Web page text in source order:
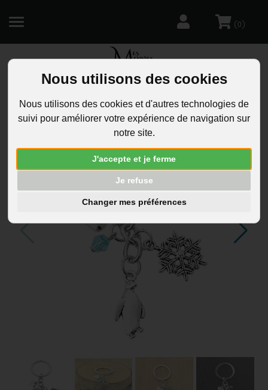
Nous utilisons des cookies
Nous utilisons des cookies et d'autres technologies de
suivi pour améliorer votre expérience de navigation sur
notre site.
J'accepte et je ferme
Je refuse
Changer mes préférences
(0)